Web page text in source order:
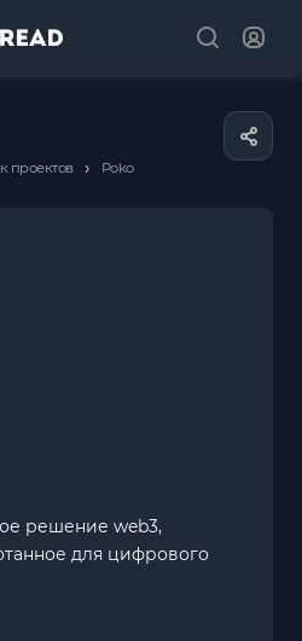
проектов › Poko
решение web3,
для цифрового